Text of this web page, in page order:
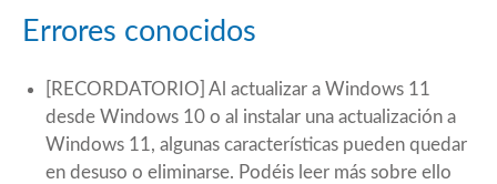
Errores conocidos
[RECORDATORIO] Al actualizar a Windows 11
desde Windows 10 o al instalar una actualización a
Windows 11, algunas características pueden quedar
en desuso o eliminarse. Podéis leer más sobre ello